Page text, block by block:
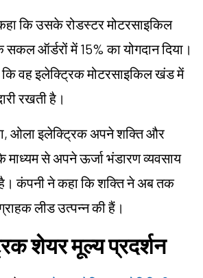
कि उसके रोडस्टर मोटरसाइकिल
ऑर्डरों में 15% का योगदान दिया।
वह इलेक्ट्रिक मोटरसाइकिल खंड में
रखती है।
ओला इलेक्ट्रिक अपने शक्ति और
माध्यम से अपने ऊर्जा भंडारण व्यवसाय
है। कंपनी ने कहा कि शक्ति ने अब तक
लीड उत्पन्न की हैं।
शेयर मूल्य प्रदर्शन